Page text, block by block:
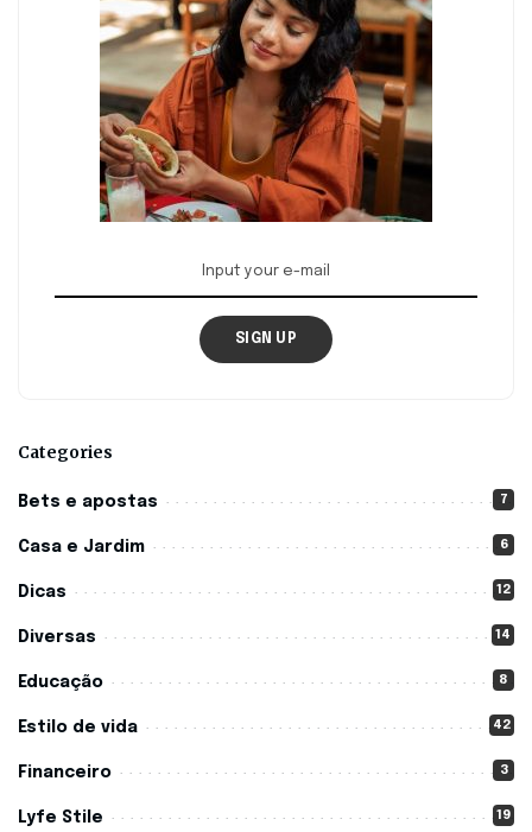
SIGN UP
Categories
Bets e apostas 7
Casa e Jardim 6
Dicas 12
Diversas 14
Educação 8
Estilo de vida 42
Financeiro 3
Lyfe Stile 19